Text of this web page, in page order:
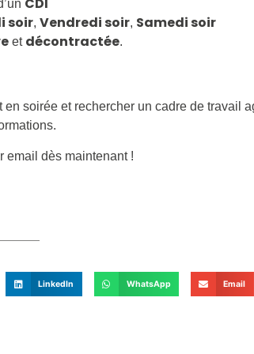
soir,Vendredi soir, Samedi soir
et décontractée.
soirée et rechercher un cadre de travail
email dès maintenant !
LinkedIn WhatsApp Email